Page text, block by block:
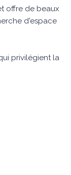
offre de beaux
d'espace
privilégient la